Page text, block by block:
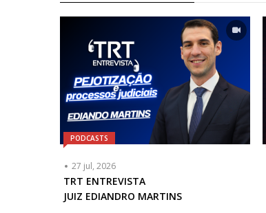
PODCASTS
27 jul, 2026
Articulista
ou
TRT ENTREVISTA
JUIZ EDIANDRO MARTINS